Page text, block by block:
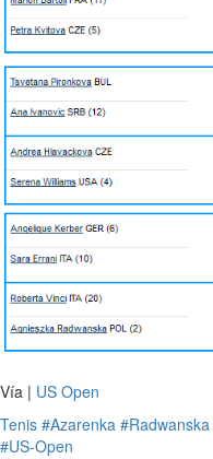
Vía | US Open
Tenis #Azarenka #Radwanska
#US-Open